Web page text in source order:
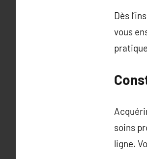
Dès
vous
soins
ligne.